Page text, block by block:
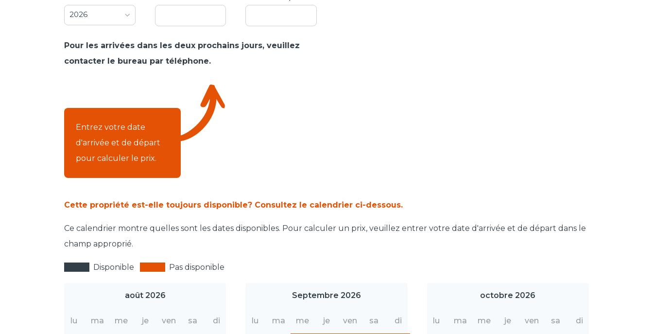
2026
Pour les arrivées dans les deux prochains jours, veuillez
contacter le bureau par téléphone.
Entrez votre date
d'arrivée et de départ
pour calculer le prix.
Cette propriété est-elle toujours disponible? Consultez le calendrier ci-dessous.
Ce calendrier montre quelles sont les dates disponibles. Pour calculer un prix, veuillez entrer votre date d'arrivée et de départ dans le
champ approprié.
Disponible Pas disponible
août 2026
lu ma me je ven sa di
Septembre 2026
lu ma me je ven sa di
octobre 2026
lu ma me je ven sa di